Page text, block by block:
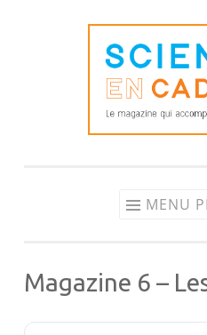
MENU
Magazine 6 –